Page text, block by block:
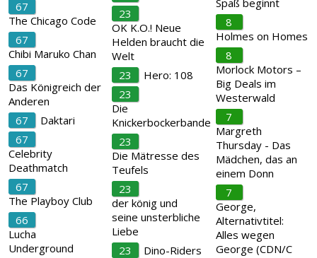
67
The Chicago Code
67
Chibi Maruko Chan
67
Das Königreich der
Anderen
67
Daktari
67
Celebrity
Deathmatch
67
The Playboy Club
66
Lucha
Underground
23
OK K.O.! Neue
Helden braucht die
Welt
23
Hero: 108
23
Die
Knickerbockerbande
23
Die Mätresse des
Teufels
23
der könig und
seine unsterbliche
Liebe
23
Dino-Riders
Spaß beginnt
8
Holmes on Homes
8
Morlock Motors –
Big Deals im
Westerwald
7
Margreth
Thursday - Das
Mädchen, das an
einem Donn
7
George,
Alternativtitel:
Alles wegen
George (CDN/C